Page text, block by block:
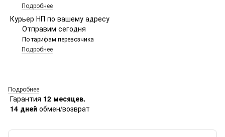
Подробнее
Курьер НП по вашему адресу
Отправим сегодня
По тарифам перевозчика
Подробнее
Подробнее
Гарантия 12 месяцев.
14 дней обмен/возврат